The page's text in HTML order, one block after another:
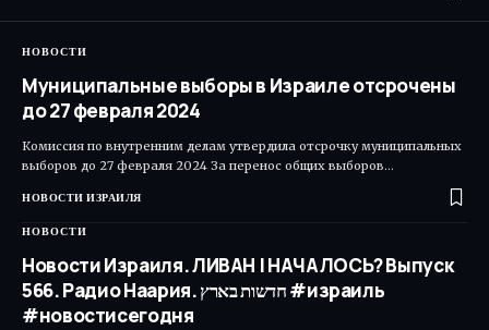
НОВОСТИ
Муниципальные выборы в Израиле отсрочены
до 27 февраля 2024
Комиссия по внутренним делам утвердила отсрочку муниципальных
выборов до 27 февраля 2024 За перенос общих выборов…
НОВОСТИ ИЗРАИЛЯ
НОВОСТИ
Новости Израиля. ЛИВАН | НАЧАЛОСЬ? Выпуск
566. Радио Наария. חדשות בארץ #израиль
#новостисегодня